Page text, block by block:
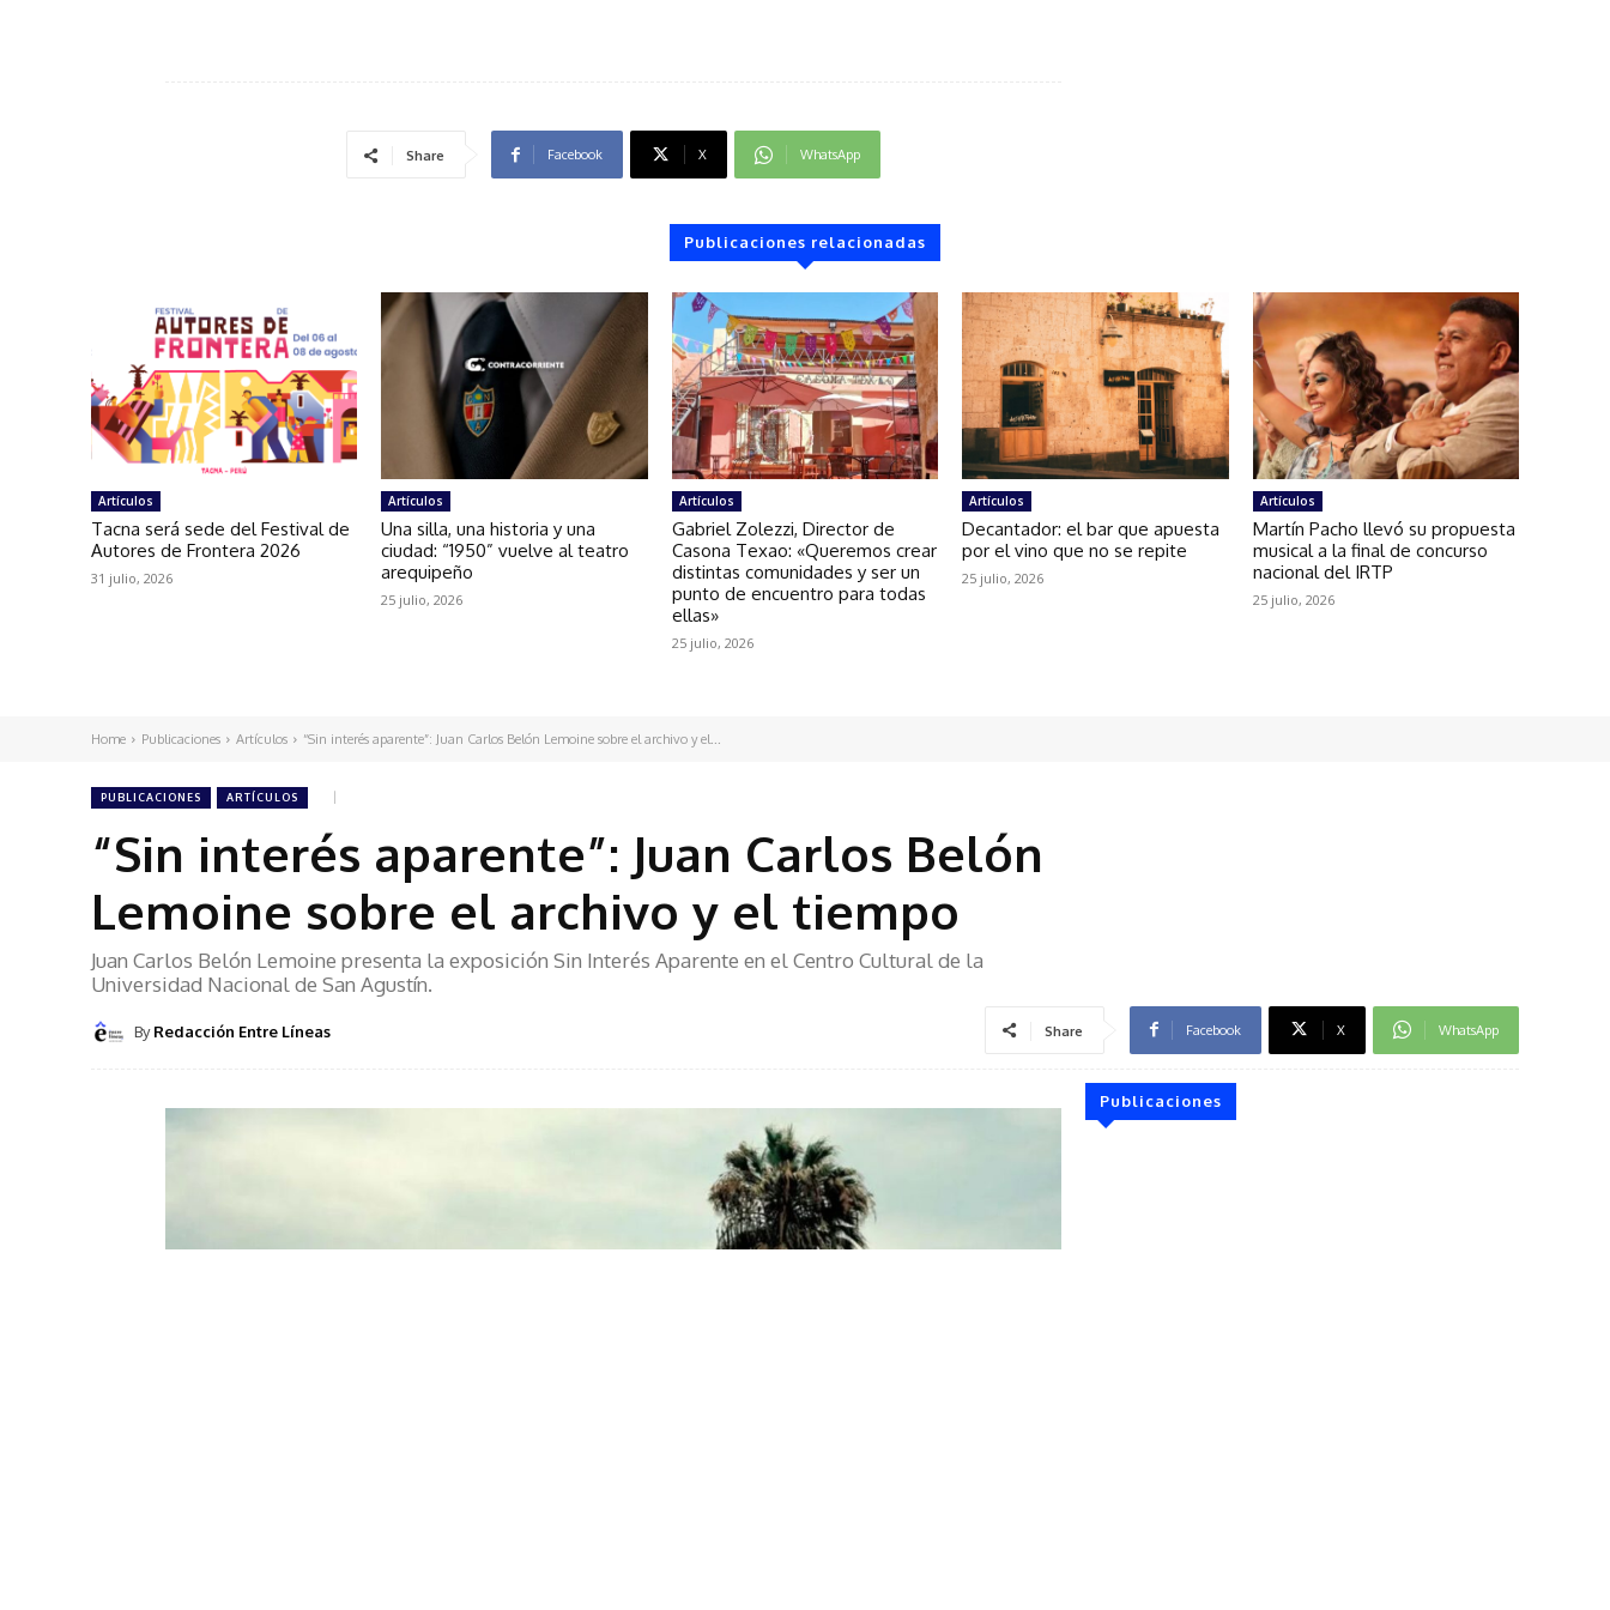
Share Facebook X WhatsApp
Publicaciones relacionadas
Artículos
Tacna será sede del Festival de
Autores de Frontera 2026
31 julio, 2026
Artículos
Una silla, una historia y una
ciudad: “1950” vuelve al teatro
arequipeño
25 julio, 2026
Artículos
Gabriel Zolezzi, Director de
Casona Texao: «Queremos crear
distintas comunidades y ser un
punto de encuentro para todas
ellas»
25 julio, 2026
Artículos
Decantador: el bar que apuesta
por el vino que no se repite
25 julio, 2026
Artículos
Martín Pacho llevó su propuesta
musical a la final de concurso
nacional del IRTP
25 julio, 2026